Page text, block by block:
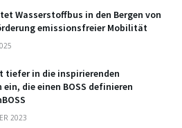
Wasserstoffbus in den Bergen von
emissionsfreier Mobilität
tiefer in die inspirierenden
ein, die einen BOSS definieren
2023